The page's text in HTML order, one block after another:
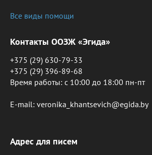
Все виды помощи
Контакты ООЗЖ «Эгида»
+375 (29) 630-79-33
+375 (29) 396-89-68
Время работы: c 10:00 до 18:00 пн-пт
E-mail: veronika_khantsevich@egida.by
Адрес для писем